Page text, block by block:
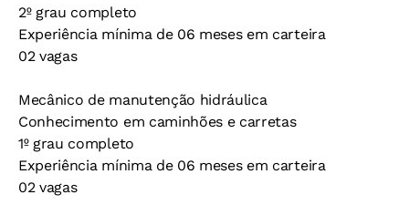
2º grau completo
Experiência mínima de 06 meses em carteira
02 vagas
Mecânico de manutenção hidráulica
Conhecimento em caminhões e carretas
1º grau completo
Experiência mínima de 06 meses em carteira
02 vagas